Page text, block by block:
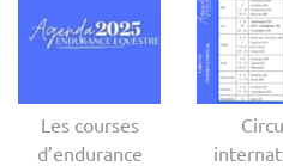
Les courses
d’endurance